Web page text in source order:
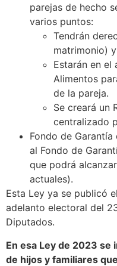
parejas de hecho
varios puntos:
Tendrán
matrimonio)
Estarán en el
Alimentos
de la pareja.
Se creará un
centralizado
Fondo de
al Fondo de
que podrá
actuales).
Esta Ley ya se publicó
adelanto electoral del
Diputados.
En esa Ley de 2023
de hijos y familiares